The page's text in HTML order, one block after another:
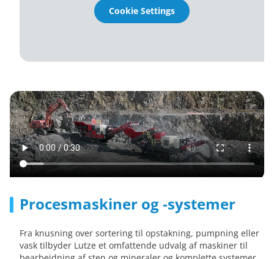
Cookie Settings
Procesmaskiner og -systemer
Fra knusning over sortering til opstakning, pumpning eller
vask tilbyder Lutze et omfattende udvalg af maskiner til